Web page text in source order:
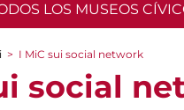
LOS MUSEOS
> I MiC sui social network
social